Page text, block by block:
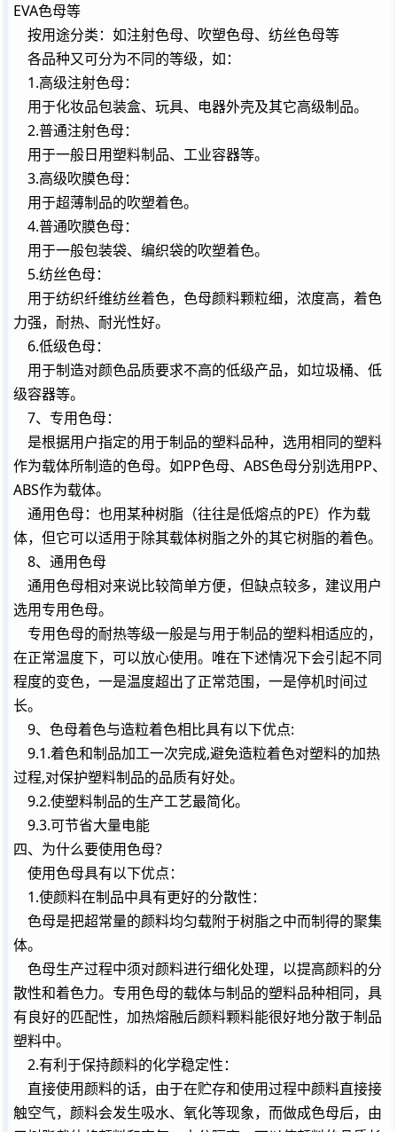
EVA色母等
按用途分类：如注射色母、吹塑色母、纺丝色母等
各品种又可分为不同的等级，如：
1.高级注射色母：
用于化妆品包装盒、玩具、电器外壳及其它高级制品。
2.普通注射色母：
用于一般日用塑料制品、工业容器等。
3.高级吹膜色母：
用于超薄制品的吹塑着色。
4.普通吹膜色母：
用于一般包装袋、编织袋的吹塑着色。
5.纺丝色母：
用于纺织纤维纺丝着色，色母颜料颗粒细，浓度高，着色
力强，耐热、耐光性好。
6.低级色母：
用于制造对颜色品质要求不高的低级产品，如垃圾桶、低
级容器等。
7、专用色母：
是根据用户指定的用于制品的塑料品种，选用相同的塑料
作为载体所制造的色母。如PP色母、ABS色母分别选用PP、
ABS作为载体。
通用色母：也用某种树脂（往往是低熔点的PE）作为载
体，但它可以适用于除其载体树脂之外的其它树脂的着色。
8、通用色母
通用色母相对来说比较简单方便，但缺点较多， 建议用户
选用专用色母。
专用色母的耐热等级一般是与用于制品的塑料相适应的，
在正常温度下，可以放心使用。唯在下述情况下会引起不同
程度的变色，一是温度超出了正常范围，一是停机时间过
长。
9、色母着色与造粒着色相比具有以下优点:
9.1.着色和制品加工一次完成,避免造粒着色对塑料的加热
过程,对保护塑料制品的品质有好处。
9.2.使塑料制品的生产工艺最简化。
9.3.可节省大量电能
四、为什么要使用色母？
使用色母具有以下优点：
1.使颜料在制品中具有更好的分散性：
色母是把超常量的颜料均匀载附于树脂之中而制得的聚集
体。
色母生产过程中须对颜料进行细化处理，以提高颜料的分
散性和着色力。专用色母的载体与制品的塑料品种相同，具
有良好的匹配性，加热熔融后颜料颗料能很好地分散于制品
塑料中。
2.有利于保持颜料的化学稳定性：
直接使用颜料的话，由于在贮存和使用过程中颜料直接接
触空气，颜料会发生吸水、氧化等现象，而做成色母后，由